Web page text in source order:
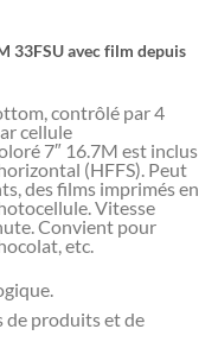
33FSU avec film depuis
contrôlé par 4
cellule
7″ 16.7M est inclus
(HFFS). Peut
des films imprimés en
Vitesse
Convient pour
etc.
de produits et de